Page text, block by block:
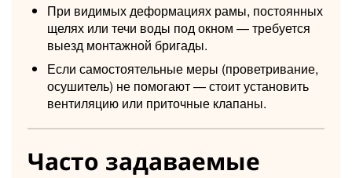
При видимых деформациях рамы, постоянных
щелях или течи воды под окном — требуется
выезд монтажной бригады.
Если самостоятельные меры (проветривание,
осушитель) не помогают — стоит установить
вентиляцию или приточные клапаны.
Часто задаваемые